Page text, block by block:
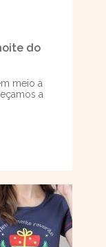
do
meio a
a